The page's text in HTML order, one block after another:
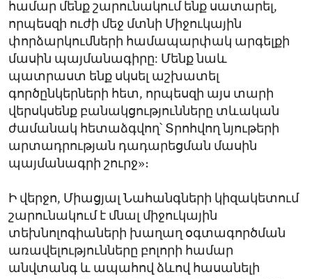
համար մենք շարունակում ենք սատարել,
որպեսզի ուժի մեջ մտնի Միջուկային
փորձարկումների համապարփակ արգելքի
մասին պայմանագիրը: Մենք նաև
պատրաստ ենք սկսել աշխատել
գործընկերների հետ, որպեսզի այս տարի
վերսկսենք բանակցությունները տևական
ժամանակ հետաձգվող՝ Տրոհվող նյութերի
արտադրության դադարեցման մասին
պայմանագրի շուրջ»։
Ի վերջո, Միացյալ Նահանգների կիզակետում
շարունակում է մնալ միջուկային
տեխնոլոգիաների խաղաղ օգտագործման
առավելությունները բոլորի համար
անվտանգ և ապահով ձևով հասանելի